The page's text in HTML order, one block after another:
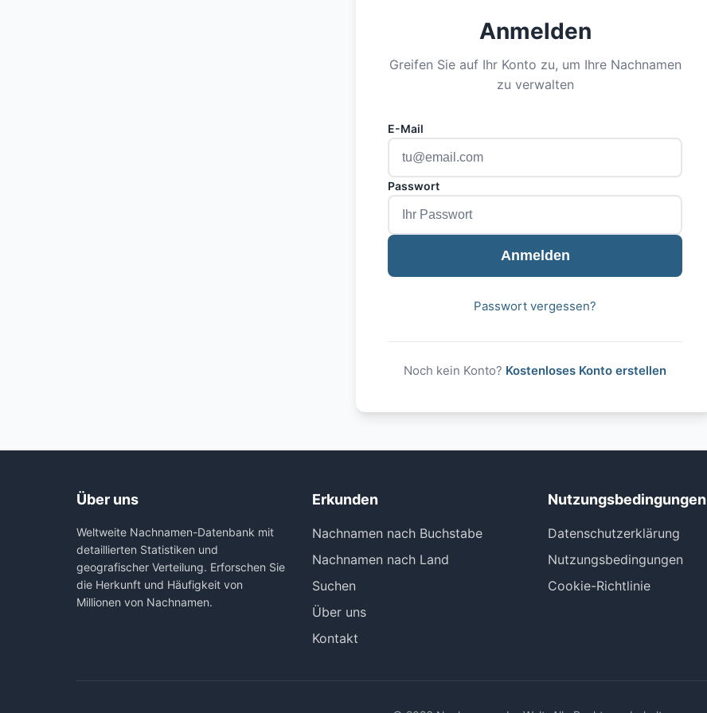
Anmelden
Greifen Sie auf Ihr Konto zu, um Ihre Nachnamen
zu verwalten
E-Mail
Passwort
Anmelden
Passwort vergessen?
Noch kein Konto? Kostenloses Konto erstellen
Über uns
Weltweite Nachnamen-Datenbank mit
detaillierten Statistiken und
geografischer Verteilung. Erforschen Sie
die Herkunft und Häufigkeit von
Millionen von Nachnamen.
Erkunden
Nachnamen nach Buchstabe
Nachnamen nach Land
Suchen
Über uns
Kontakt
Nutzungsbedingungen
Datenschutzerklärung
Nutzungsbedingungen
Cookie-Richtlinie